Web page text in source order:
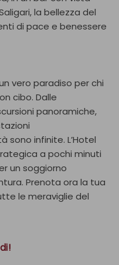
la bellezza del
di pace e benessere
vero paradiso per chi
cibo. Dalle
panoramiche,
sono infinite. L’Hotel
a pochi minuti
un soggiorno
Prenota ora la tua
le meraviglie del